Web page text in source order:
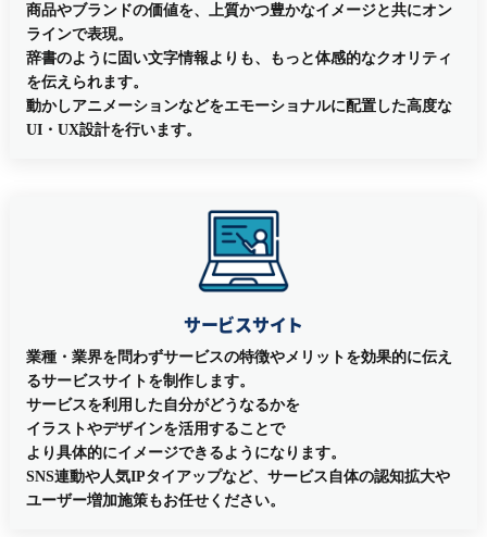
商品やブランドの価値を、上質かつ豊かなイメージと共にオン
ラインで表現。
辞書のように固い文字情報よりも、もっと体感的なクオリティ
を伝えられます。
動かしアニメーションなどをエモーショナルに配置した高度な
UI・UX設計を行います。
サービスサイト
業種・業界を問わずサービスの特徴やメリットを効果的に伝え
るサービスサイトを制作します。
サービスを利用した自分がどうなるかを
イラストやデザインを活用することで
より具体的にイメージできるようになります。
SNS連動や人気IPタイアップなど、サービス自体の認知拡大や
ユーザー増加施策もお任せください。